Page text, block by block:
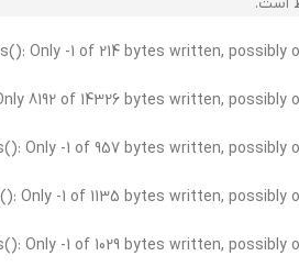
Only -1 of 214 bytes written, possibly
8192 of 14326 bytes written, possibly
Only -1 of 957 bytes written, possibly
Only -1 of 1135 bytes written, possibly
Only -1 of 1029 bytes written, possibly